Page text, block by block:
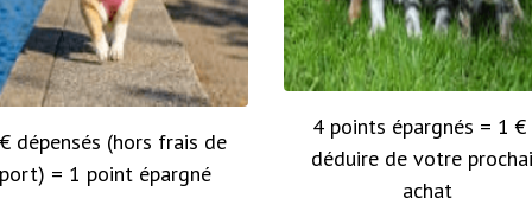
dépensés (hors frais de
= 1 point épargné
4 points épargnés = 1 €
déduire de votre
achat